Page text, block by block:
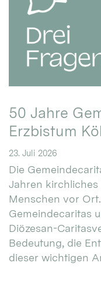
50 Jahre
Erzbistum
23. Juli 2026
Die
Jahren kirchliches
Menschen vor
Gemeindecaritas
Diözesan-
Bedeutung, die
dieser wichtigen